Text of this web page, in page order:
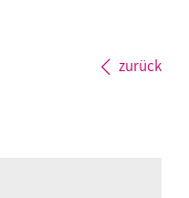
zurück